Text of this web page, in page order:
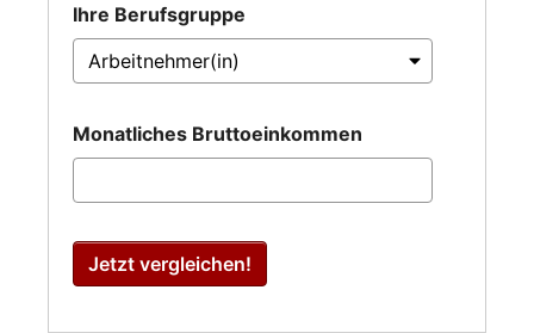
Ihre Berufsgruppe
Monatliches Bruttoeinkommen
Jetzt vergleichen!